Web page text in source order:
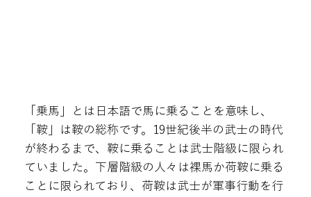
「乗馬」とは日本語で馬に乗ることを意味し、
「鞍」は鞍の総称です。19世紀後半の武士の時代
が終わるまで、鞍に乗ることは武士階級に限られ
ていました。下層階級の人々は裸馬か荷鞍に乗る
ことに限られており、荷鞍は武士が軍事行動を行